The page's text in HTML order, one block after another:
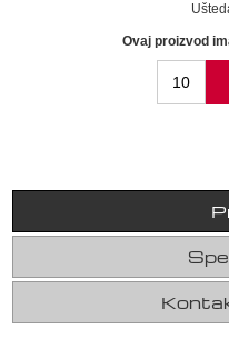
Ovaj proizvod